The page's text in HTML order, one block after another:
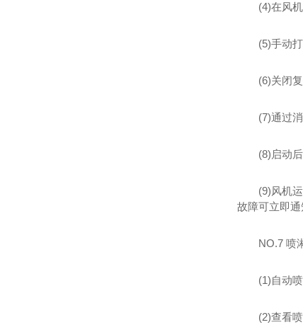
(4)在风
(5)手动
(6)关闭
(7)通过
(8)启动
(9)风机
故障可立即通
NO.7 喷
(1)自动
(2)查看